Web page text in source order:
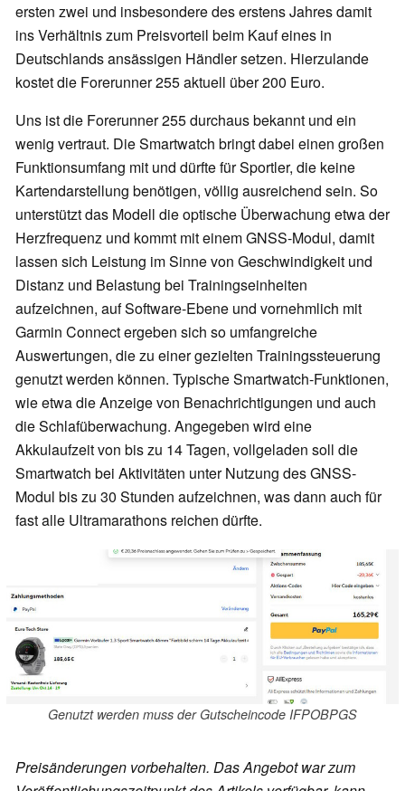
ersten zwei und insbesondere des erstens Jahres damit
ins Verhältnis zum Preisvorteil beim Kauf eines in
Deutschlands ansässigen Händler setzen. Hierzulande
kostet die Forerunner 255 aktuell über 200 Euro.
Uns ist die Forerunner 255 durchaus bekannt und ein
wenig vertraut. Die Smartwatch bringt dabei einen großen
Funktionsumfang mit und dürfte für Sportler, die keine
Kartendarstellung benötigen, völlig ausreichend sein. So
unterstützt das Modell die optische Überwachung etwa der
Herzfrequenz und kommt mit einem GNSS-Modul, damit
lassen sich Leistung im Sinne von Geschwindigkeit und
Distanz und Belastung bei Trainingseinheiten
aufzeichnen, auf Software-Ebene und vornehmlich mit
Garmin Connect ergeben sich so umfangreiche
Auswertungen, die zu einer gezielten Trainingssteuerung
genutzt werden können. Typische Smartwatch-Funktionen,
wie etwa die Anzeige von Benachrichtigungen und auch
die Schlafüberwachung. Angegeben wird eine
Akkulaufzeit von bis zu 14 Tagen, vollgeladen soll die
Smartwatch bei Aktivitäten unter Nutzung des GNSS-
Modul bis zu 30 Stunden aufzeichnen, was dann auch für
fast alle Ultramarathons reichen dürfte.
Genutzt werden muss der Gutscheincode IFPOBPGS
Preisänderungen vorbehalten. Das Angebot war zum